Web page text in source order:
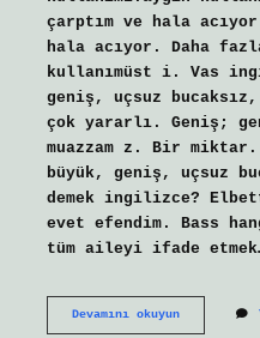
çarptım ve hala
hala acıyor. Daha
kullanımüst i. Vas
geniş, uçsuz
çok yararlı. Geniş;
muazzam z. Bir
büyük, geniş, uçsuz
demek ingilizce?
evet efendim. Bass
tüm aileyi ifade
Devamını okuyunIngilizce